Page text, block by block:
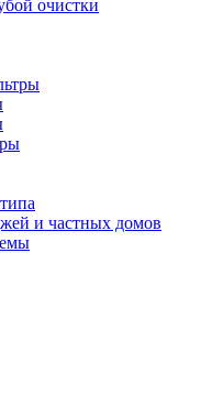
очистки
и частных домов